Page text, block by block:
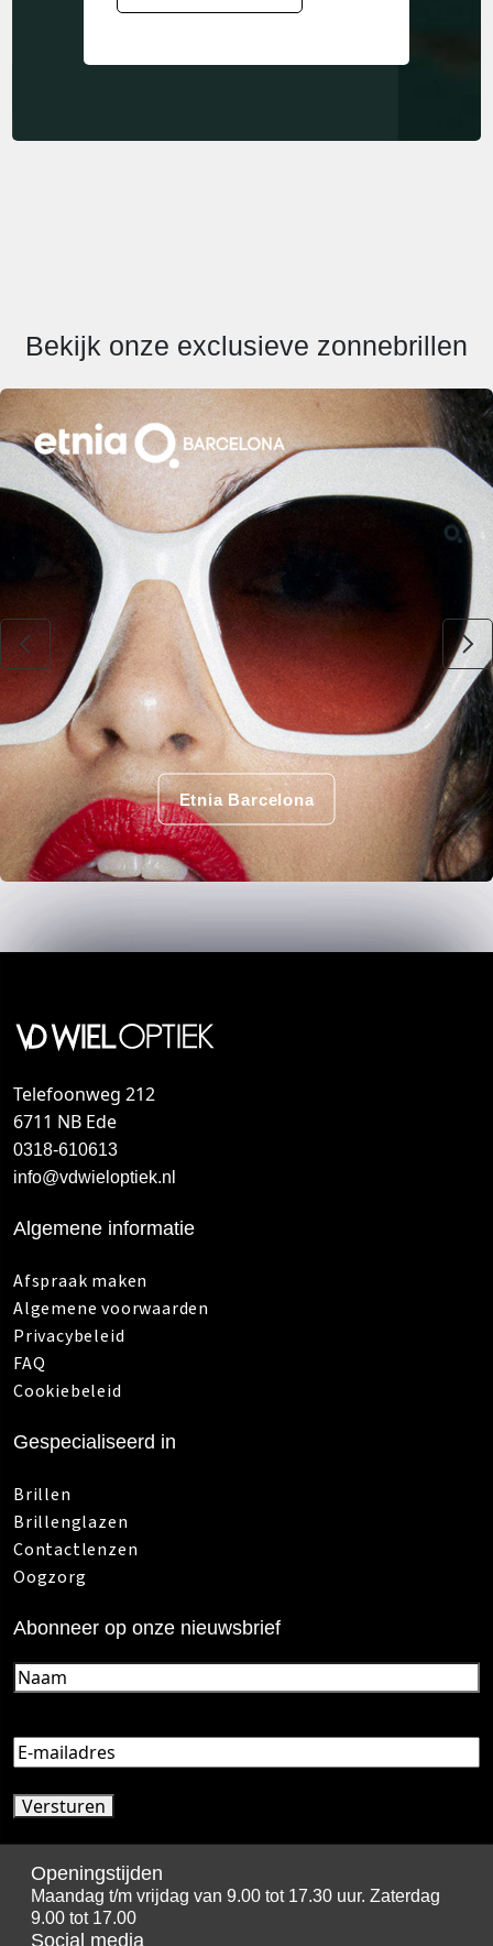
Bekijk onze exclusieve zonnebrillen
Etnia Barcelona
Telefoonweg 212
6711 NB Ede
0318-610613
info@vdwieloptiek.nl
Algemene informatie
Afspraak maken
Algemene voorwaarden
Privacybeleid
FAQ
Cookiebeleid
Gespecialiseerd in
Brillen
Brillenglazen
Contactlenzen
Oogzorg
Abonneer op onze nieuwsbrief
Naam(Vereist)
E-
mailadres(Vereist)
Openingstijden
Maandag t/m vrijdag van 9.00 tot 17.30 uur. Zaterdag
9.00 tot 17.00
Social media